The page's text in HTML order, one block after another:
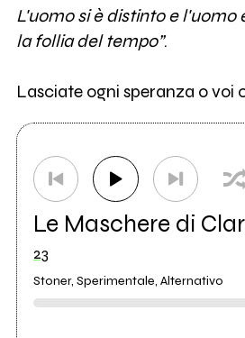
L'uomo si è distinto e l'uomo
la follia del tempo”.
Lasciate ogni speranza o voi
Le Maschere di
23
Stoner, Sperimentale, Alternativo